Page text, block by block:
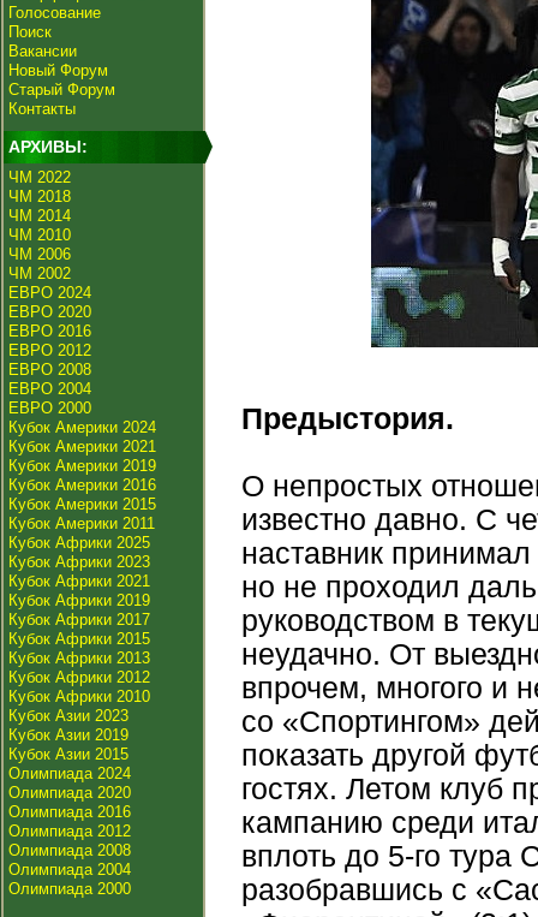
Голосование
Поиск
Вакансии
Новый Форум
Старый Форум
Контакты
АРХИВЫ:
ЧМ 2022
ЧМ 2018
ЧМ 2014
ЧМ 2010
ЧМ 2006
ЧМ 2002
ЕВРО 2024
ЕВРО 2020
ЕВРО 2016
ЕВРО 2012
ЕВРО 2008
ЕВРО 2004
ЕВРО 2000
Кубок Америки 2024
Кубок Америки 2021
Кубок Америки 2019
Кубок Америки 2016
Кубок Америки 2015
Кубок Америки 2011
Кубок Африки 2025
Кубок Африки 2023
Кубок Африки 2021
Кубок Африки 2019
Кубок Африки 2017
Кубок Африки 2015
Кубок Африки 2013
Кубок Африки 2012
Кубок Африки 2010
Кубок Азии 2023
Кубок Азии 2019
Кубок Азии 2015
Олимпиада 2024
Олимпиада 2020
Олимпиада 2016
Олимпиада 2012
Олимпиада 2008
Олимпиада 2004
Олимпиада 2000
Предыстория.
О непростых
известно давно. С
наставник
но не проходил
руководством в
неудачно. От
впрочем, многого и
со «Спортингом»
показать другой
гостях. Летом клуб
кампанию среди
вплоть до 5-го
разобравшись с